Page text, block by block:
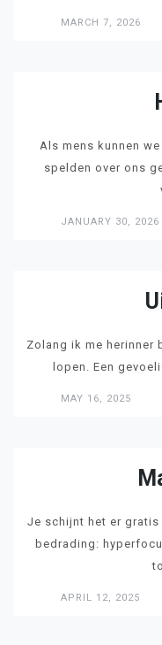
MARCH 7, 2026
Als mens kunnen
spelden over ons
JANUARY 30, 2026
Zolang ik me herinner
lopen. Een
MAY 16, 2025
Je schijnt het er
bedrading:
APRIL 12, 2025